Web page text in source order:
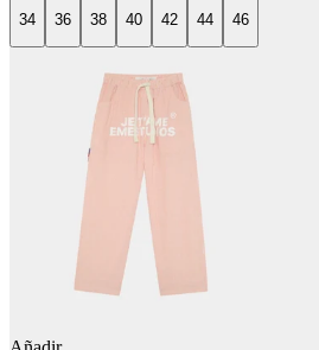
34 36 38 40 42 44 46